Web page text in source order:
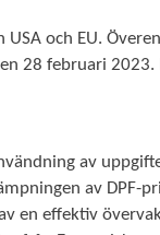
och EU.
28 februari
av
av DPF-
en effektiv